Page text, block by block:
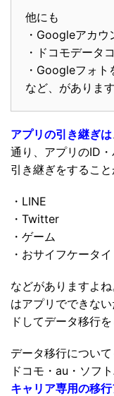
他にも
・Googleアカ
・ドコモデータ
・Googleフォ
など、があります
アプリの引き継ぎは
通り、アプリのID
引き継ぎをすること
・LINE
・Twitter
・ゲーム
・おサイフケータイ
などがありますよ
はアプリでできな
ドしてデータ移行
データ移行につい
ドコモ・au・ソフ
キャリア専用の移行